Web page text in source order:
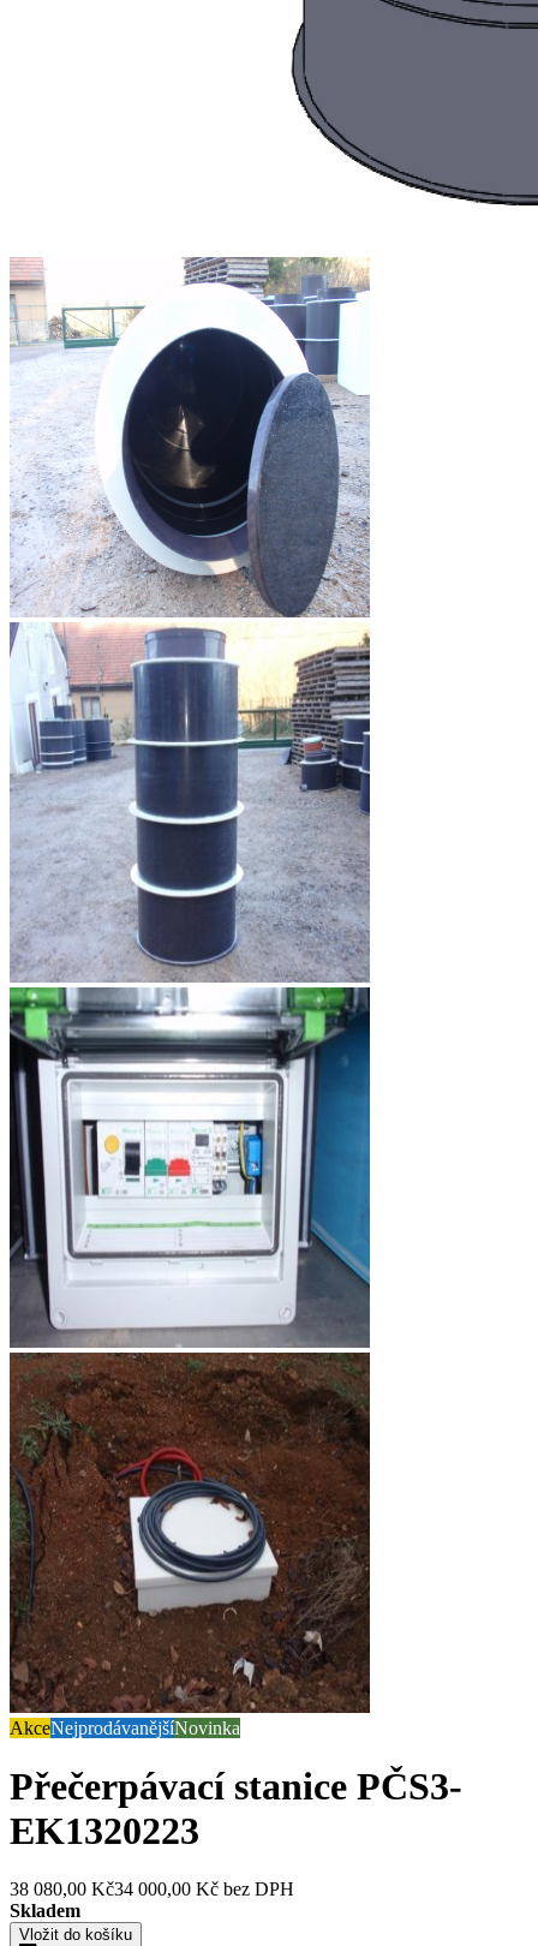
AkceNejprodávanějšíNovinka
Přečerpávací stanice PČS3-
EK1320223
38 080,00 Kč34 000,00 Kč bez DPH
Skladem
Vložit do košíku